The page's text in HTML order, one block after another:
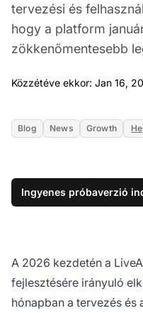
tervezési és
hogy a platform
zökkenőmentesebb
Közzétéve ekkor: Jan 16,
Blog News Growth
Ingyenes próbaverzió
A 2026 kezdetén a
fejlesztésére irányuló
hónapban a tervezés és